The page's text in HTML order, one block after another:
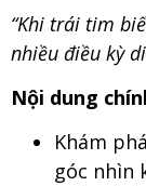
“Khi trái tim
nhiều điều kỳ
Nội dung
Khám
góc nhìn